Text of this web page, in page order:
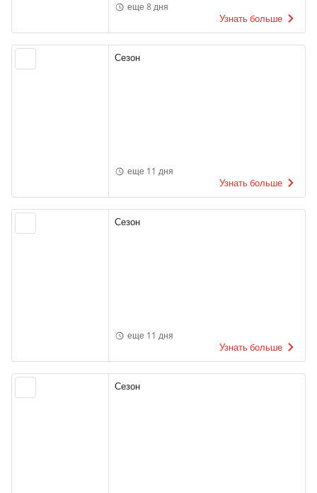
еще 8 дня
Узнать больше
Сезон
еще 11 дня
Узнать больше
Сезон
еще 11 дня
Узнать больше
Сезон